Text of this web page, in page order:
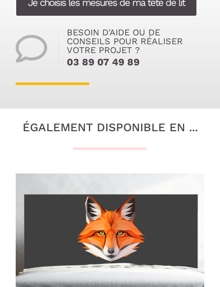
Je choisis les mesures de ma tête de lit
BESOIN D'AIDE OU DE
CONSEILS POUR RÉALISER
VOTRE PROJET ?
03 89 07 49 89
ÉGALEMENT DISPONIBLE EN ...